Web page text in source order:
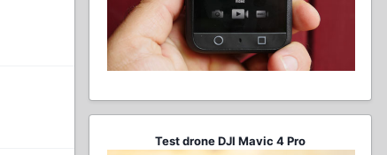
Test drone DJI Mavic 4 Pro